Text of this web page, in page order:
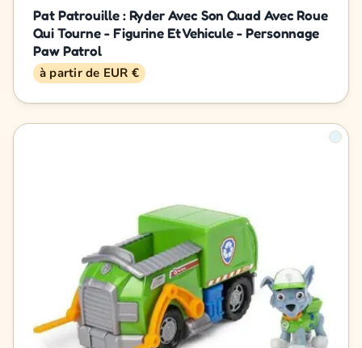
Pat Patrouille : Ryder Avec Son Quad Avec Roue
Qui Tourne - Figurine Et Vehicule - Personnage
Paw Patrol
à partir de EUR €